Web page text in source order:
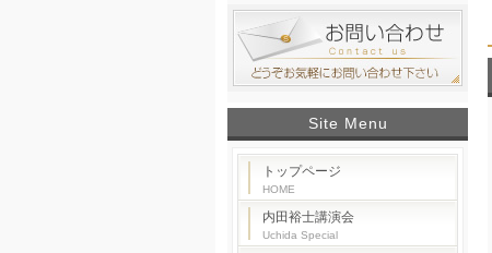
Site Menu
トップページ
HOME
内田裕士講演会
Uchida Special